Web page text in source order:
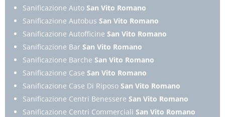
Sanificazione AutoSan Vito Romano
Sanificazione AutobusSan Vito Romano
Sanificazione AutofficineSan Vito Romano
Sanificazione BarSan Vito Romano
Sanificazione BarcheSan Vito Romano
Sanificazione CaseSan Vito Romano
Sanificazione Case Di RiposoSan Vito Romano
Sanificazione Centri BenessereSan Vito Romano
Sanificazione Centri CommercialiSan Vito Romano